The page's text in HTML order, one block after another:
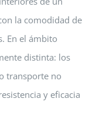
la comodidad de
En el ámbito
distinta: los
transporte no
y eficacia